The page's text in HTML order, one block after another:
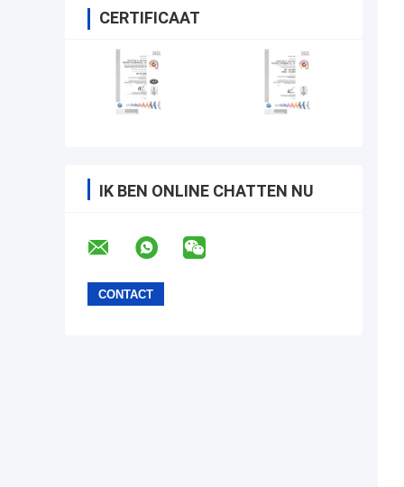
CERTIFICAAT
IK BEN ONLINE CHATTEN NU